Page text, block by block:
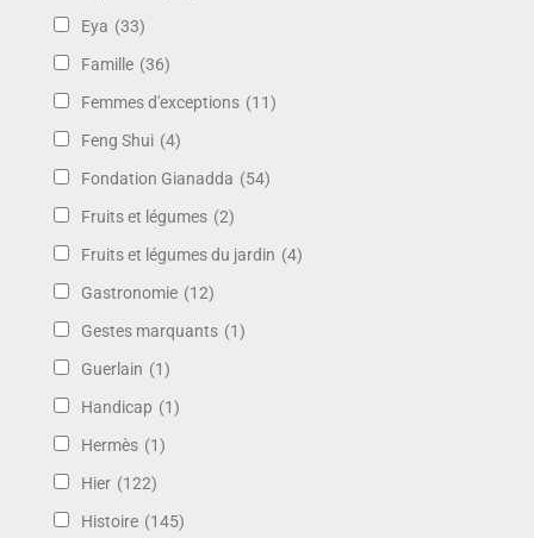
Eya (33)
Famille (36)
Femmes d'exceptions (11)
Feng Shui (4)
Fondation Gianadda (54)
Fruits et légumes (2)
Fruits et légumes du jardin (4)
Gastronomie (12)
Gestes marquants (1)
Guerlain (1)
Handicap (1)
Hermès (1)
Hier (122)
Histoire (145)